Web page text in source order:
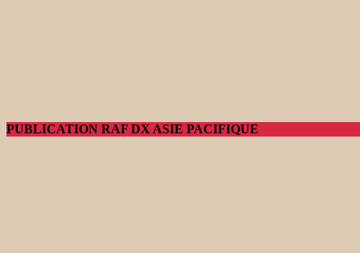
PUBLICATION RAF DX ASIE PACIFIQUE